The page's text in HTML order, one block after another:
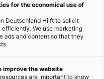
for the economical use of
Deutschland Hilft to solicit
We use marketing
ads and content so that they
improve the website
are important to show